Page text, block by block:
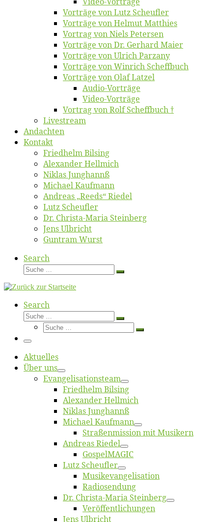
Vor­trä­ge von Lutz Scheufler
Vor­trä­ge von Hel­mut Matthies
Vor­trag von Niels Petersen
Vor­trä­ge von Dr. Ger­hard Maier
Vor­trä­ge von Ul­rich Parzany
Vor­trä­ge von Win­rich Scheffbuch
Vor­trä­ge von Olaf Latzel
Au­dio-Vor­trä­ge
Vi­deo-Vor­trä­ge
Vor­trag von Rolf Scheffbuch †
Live­stream
An­dach­ten
Kon­takt
Fried­helm Bilsing
Alex­an­der Hellmich
Ni­klas Junghannß
Mi­cha­el Kaufmann
An­dre­as „Reeds“ Riedel
Lutz Scheuf­ler
Dr. Chris­­ta-Ma­ria Steinberg
Jens Ulb­richt
Gun­tram Wurst
Search
Suche
Suche
Search
Suche
Suche
Suche
Suche
Menü
Ak­tu­el­les
Über uns
Evangelisa­tions­team
Fried­helm Bilsing
Alex­an­der Hellmich
Ni­klas Junghannß
Mi­cha­el Kaufmann
Straßenmis­sion mit Musikern
An­dre­as Riedel
Gos­pel­MA­GIC
Lutz Scheuf­ler
Musikevan­ge­li­sa­tion
Ra­dio­sen­dung
Dr. Chris­­ta-Ma­ria Steinberg
Ver­öf­fent­li­chun­gen
Jens Ulb­richt